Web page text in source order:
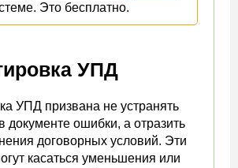
Это бесплатно.
УПД
УПД призвана не устранять
ошибки, а отразить
договорных условий. Эти
касаться уменьшения или